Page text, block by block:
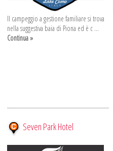
Il campeggio a gestione familiare si trova
nella suggestiva baia di Piona ed è c ...
Continua »
Seven Park Hotel